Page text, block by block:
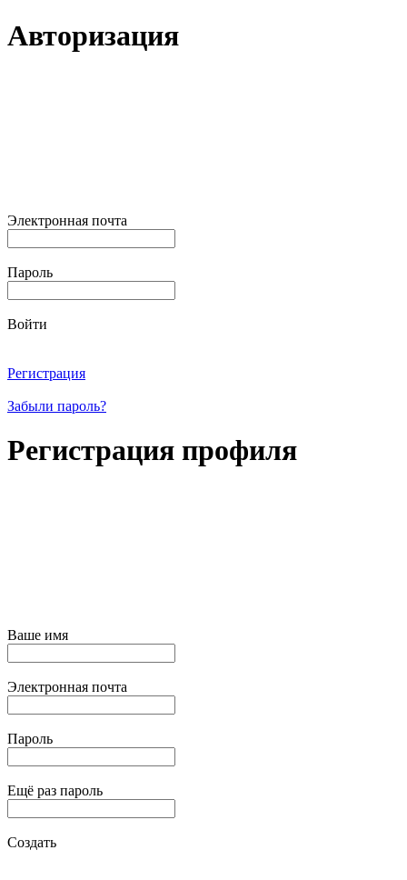
Авторизация
Электронная почта
Пароль
Войти
Регистрация
Забыли пароль?
Регистрация профиля
Ваше имя
Электронная почта
Пароль
Ещё раз пароль
Создать